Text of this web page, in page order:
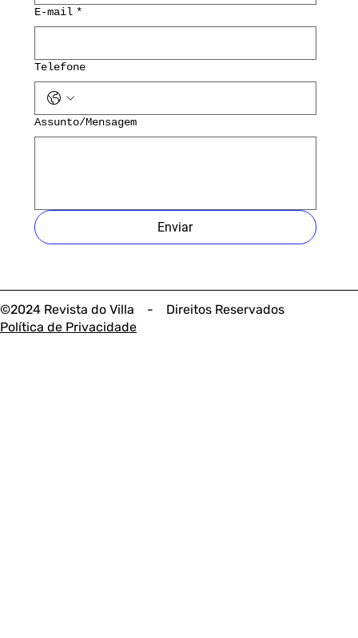
©2024 Revista do Villa - Direitos Reservados
Política de Privacidade
E-mail *
Telefone
Assunto/Mensagem
Enviar